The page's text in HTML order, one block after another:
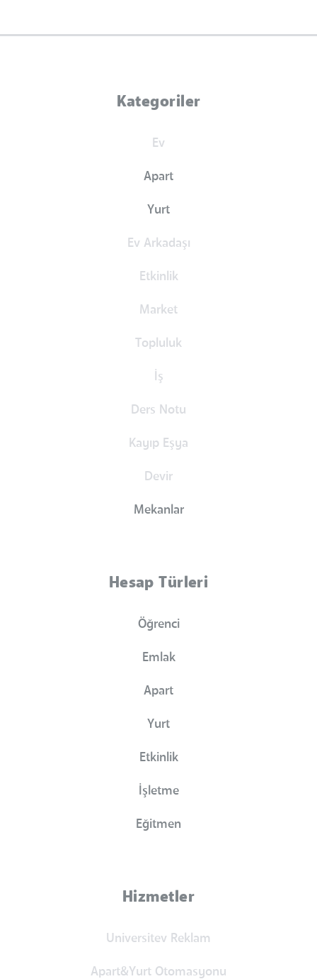
Kategoriler
Ev
Apart
Yurt
Ev Arkadaşı
Etkinlik
Market
Topluluk
İş
Ders Notu
Kayıp Eşya
Devir
Mekanlar
Hesap Türleri
Öğrenci
Emlak
Apart
Yurt
Etkinlik
İşletme
Eğitmen
Hizmetler
Universitev Reklam
Apart&Yurt Otomasyonu